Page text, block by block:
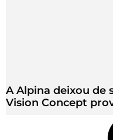
A Alpina deixou de
Vision Concept